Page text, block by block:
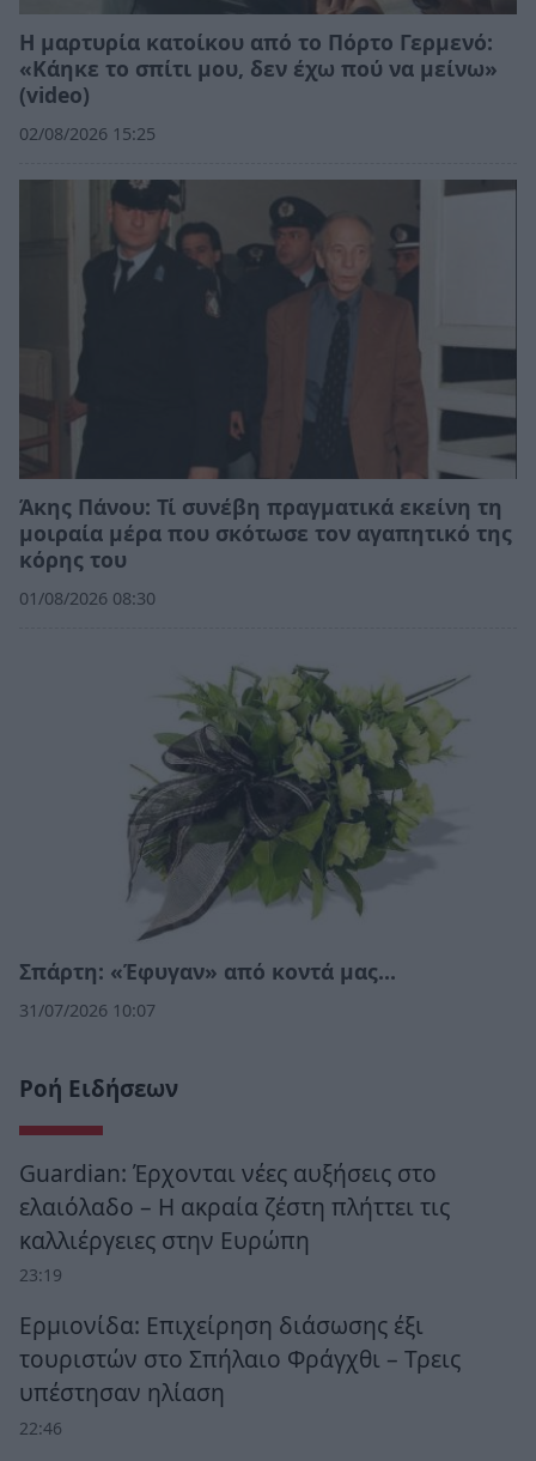
Η μαρτυρία κατοίκου από το Πόρτο Γερμενό:
«Κάηκε το σπίτι μου, δεν έχω πού να μείνω»
(video)
02/08/2026 15:25
Άκης Πάνου: Τί συνέβη πραγματικά εκείνη τη
μοιραία μέρα που σκότωσε τον αγαπητικό της
κόρης του
01/08/2026 08:30
Σπάρτη: «Έφυγαν» από κοντά μας…
31/07/2026 10:07
Ροή Ειδήσεων
Guardian: Έρχονται νέες αυξήσεις στο
ελαιόλαδο – Η ακραία ζέστη πλήττει τις
καλλιέργειες στην Ευρώπη
23:19
Ερμιονίδα: Επιχείρηση διάσωσης έξι
τουριστών στο Σπήλαιο Φράγχθι – Τρεις
υπέστησαν ηλίαση
22:46